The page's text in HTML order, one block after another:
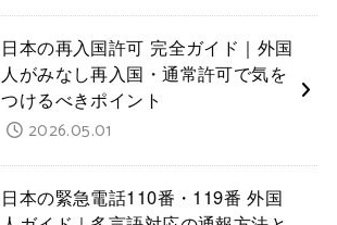
日本の再入国許可 完全ガイド｜外国
人がみなし再入国・通常許可で気を
つけるべきポイント
2026.05.01
日本の緊急電話110番・119番 外国